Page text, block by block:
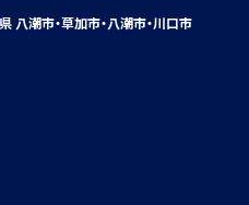
八潮市・草加市・八潮市・川口市